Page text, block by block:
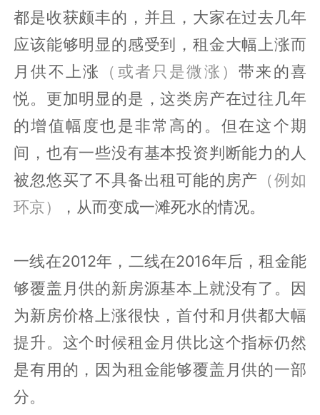
都是收获颇丰的，并且，大家在过去几年
应该能够明显的感受到，租金大幅上涨而
月供不上涨
（或者只是微涨）带来的喜
悦。更加明显的是，这类房产在过往几年
的增值幅度也是非常高的。但在这个期
间，也有一些没有基本投资判断能力的人
被忽悠买了不具备出租可能的房产 （例如
环京）
，从而变成一滩死水的情况。
一线在2012年，二线在2016年后，租金能
够覆盖月供的新房源基本上就没有了。因
为新房价格上涨很快，首付和月供都大幅
提升。这个时候租金月供比这个指标仍然
是有用的，因为租金能够覆盖月供的一部
分。